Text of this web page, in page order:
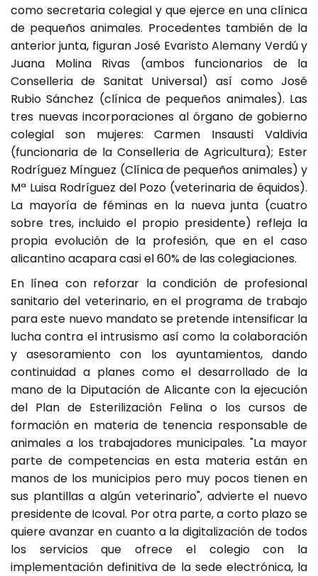
como secretaria colegial y que ejerce en una clínica
de pequeños animales. Procedentes también de la
anterior junta, figuran José Evaristo Alemany Verdú y
Juana Molina Rivas (ambos funcionarios de la
Conselleria de Sanitat Universal) así como José
Rubio Sánchez (clínica de pequeños animales). Las
tres nuevas incorporaciones al órgano de gobierno
colegial son mujeres: Carmen Insausti Valdivia
(funcionaria de la Conselleria de Agricultura); Ester
Rodríguez Mínguez (Clínica de pequeños animales) y
Mª Luisa Rodríguez del Pozo (veterinaria de équidos).
La mayoría de féminas en la nueva junta (cuatro
sobre tres, incluido el propio presidente) refleja la
propia evolución de la profesión, que en el caso
alicantino acapara casi el 60% de las colegiaciones.
En línea con reforzar la condición de profesional
sanitario del veterinario, en el programa de trabajo
para este nuevo mandato se pretende intensificar la
lucha contra el intrusismo así como la colaboración
y asesoramiento con los ayuntamientos, dando
continuidad a planes como el desarrollado de la
mano de la Diputación de Alicante con la ejecución
del Plan de Esterilización Felina o los cursos de
formación en materia de tenencia responsable de
animales a los trabajadores municipales. "La mayor
parte de competencias en esta materia están en
manos de los municipios pero muy pocos tienen en
sus plantillas a algún veterinario", advierte el nuevo
presidente de Icoval. Por otra parte, a corto plazo se
quiere avanzar en cuanto a la digitalización de todos
los servicios que ofrece el colegio con la
implementación definitiva de la sede electrónica, la